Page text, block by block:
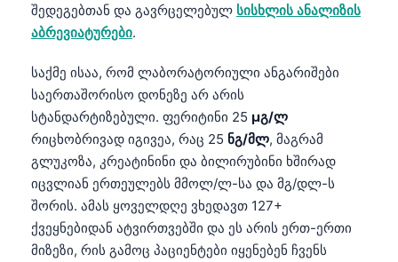
შედეგებთან და გავრცელებულ სისხლის ანალიზის
აბრევიატურები.
საქმე ისაა, რომ ლაბორატორიული ანგარიშები
საერთაშორისო დონეზე არ არის
სტანდარტიზებული. ფერიტინი 25 µგ/ლ
რიცხობრივად იგივეა, რაც 25 ნგ/მლ, მაგრამ
გლუკოზა, კრეატინინი და ბილირუბინი ხშირად
იცვლიან ერთეულებს მმოლ/ლ-სა და მგ/დლ-ს
შორის. ამას ყოველდღე ვხედავთ 127+
ქვეყნებიდან ატვირთვებში და ეს არის ერთ-ერთი
მიზეზი, რის გამოც პაციენტები იყენებენ ჩვენს